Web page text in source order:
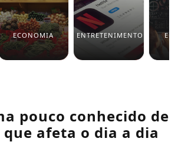
ECONOMIA ENTRETENIMENTO
pouco conhecido de
afeta o dia a dia